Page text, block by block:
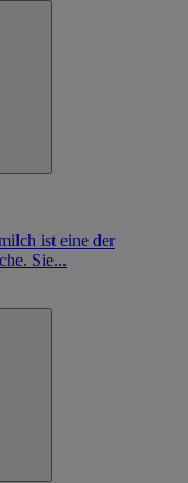
ist eine der
Sie...